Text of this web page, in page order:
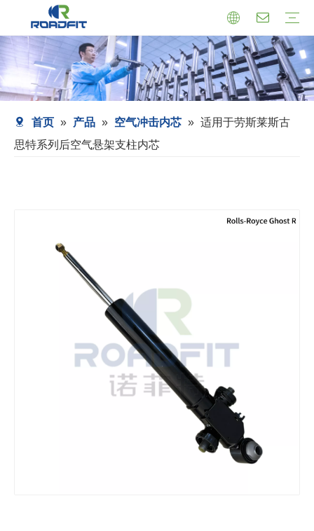
首页 » 产品 » 空气冲击内芯 » 适用于劳斯莱斯古
思特系列后空气悬架支柱内芯